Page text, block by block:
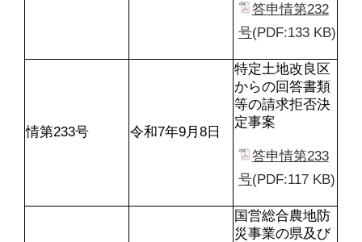
答申情第232
号(PDF:133 KB)
情第233号 令和7年9月8日
特定土地改良区
からの回答書類
等の請求拒否決
定事案
答申情第233
号(PDF:117 KB)
国営総合農地防
災事業の県及び